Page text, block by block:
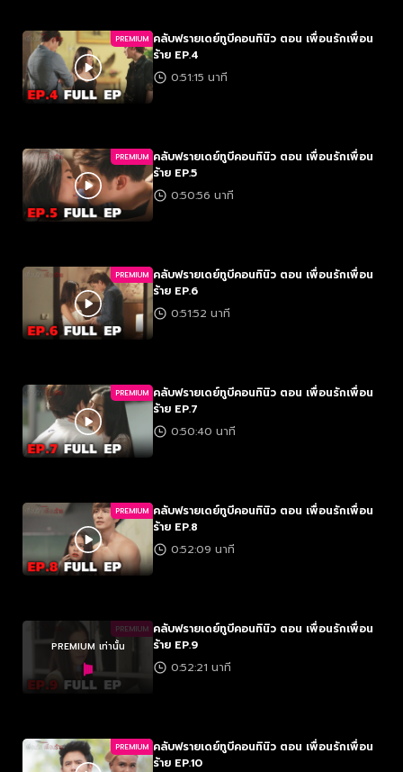
PREMIUM คลับฟรายเดย์ทูบีคอนทินิว ตอน เพื่อนรักเพื่อน
ร้าย EP.4
0:51:15 นาที
PREMIUM คลับฟรายเดย์ทูบีคอนทินิว ตอน เพื่อนรักเพื่อน
ร้าย EP.5
0:50:56 นาที
PREMIUM คลับฟรายเดย์ทูบีคอนทินิว ตอน เพื่อนรักเพื่อน
ร้าย EP.6
0:51:52 นาที
PREMIUM คลับฟรายเดย์ทูบีคอนทินิว ตอน เพื่อนรักเพื่อน
ร้าย EP.7
0:50:40 นาที
PREMIUM คลับฟรายเดย์ทูบีคอนทินิว ตอน เพื่อนรักเพื่อน
ร้าย EP.8
0:52:09 นาที
PREMIUM
PREMIUM เท่านั้น
คลับฟรายเดย์ทูบีคอนทินิว ตอน เพื่อนรักเพื่อน
ร้าย EP.9
0:52:21 นาที
PREMIUM คลับฟรายเดย์ทูบีคอนทินิว ตอน เพื่อนรักเพื่อน
ร้าย EP.10